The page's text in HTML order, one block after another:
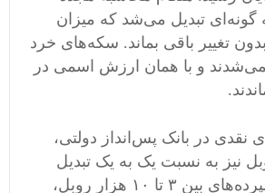
گونه‌ای تبدیل می‌شد که میزان
تغییر باقی بماند. سکه‌های خرد
و با همان ارزش اسمی در
نقدی در بانک پس‌انداز دولتی،
هزار روبل نیز به نسبت یک به یک تبدیل
می‌شدند. برای سپرده‌های بین ۳ تا ۱۰ هزار روبل،